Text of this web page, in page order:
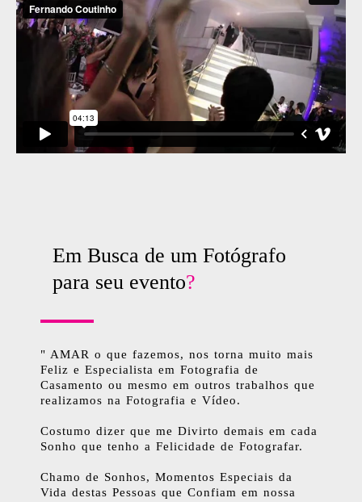
Em Busca de um Fotógrafo
para seu evento?
" AMAR o que fazemos, nos torna muito mais
Feliz e Especialista em Fotografia de
Casamento ou mesmo em outros trabalhos que
realizamos na Fotografia e Vídeo.
Costumo dizer que me Divirto demais em cada
Sonho que tenho a Felicidade de Fotografar.
Chamo de Sonhos, Momentos Especiais da
Vida destas Pessoas que Confiam em nossa